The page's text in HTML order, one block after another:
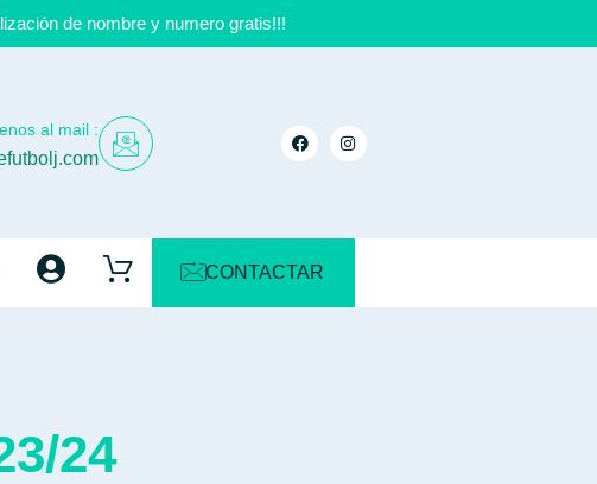
de nombre y numero gratis!!!
al mail :
CONTACTAR
24